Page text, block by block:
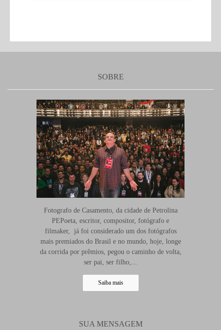
SOBRE
Fotografo de Casamento, da cidade de Petrolina
PEPoeta, escritor, compositor, fotógrafo e
filmaker, já foi considerado um dos fotógrafos
mais premiados do Brasil e no mundo, hoje, longe
da corrida por prêmios, pegou o caminho de volta,
ser pai, ser filho,...
Saiba mais
SUA MENSAGEM